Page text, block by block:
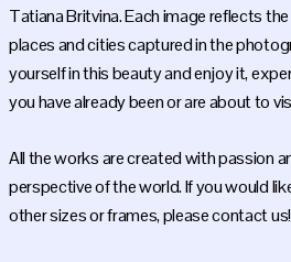
Tatiana Britvina. Each image reflects
places and cities captured in the
yourself in this beauty and enjoy it,
you have already been or are about to
All the works are created with passion
perspective of the world. If you would
other sizes or frames, please contact us!